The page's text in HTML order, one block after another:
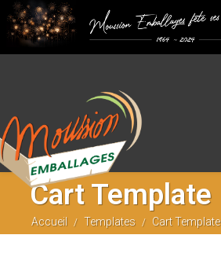
Cart Template
Accueil / Templates / Cart Template